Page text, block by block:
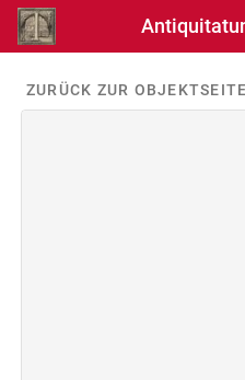
ZURÜCK ZUR OBJEKTSEITE